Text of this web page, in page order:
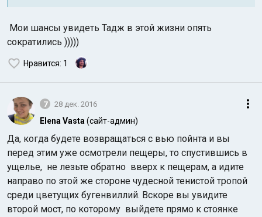
Мои шансы увидеть Тадж в этой жизни опять
сократились )))))
Нравится: 1
7 28 дек. 2016
Elena Vasta (сайт-админ)
Да, когда будете возвращаться с вью пойнта и вы
перед этим уже осмотрели пещеры, то спустившись в
ущелье, не лезьте обратно вверх к пещерам, а идите
направо по этой же стороне чудесной тенистой тропой
среди цветущих бугенвиллий. Вскоре вы увидите
второй мост, по которому выйдете прямо к стоянке